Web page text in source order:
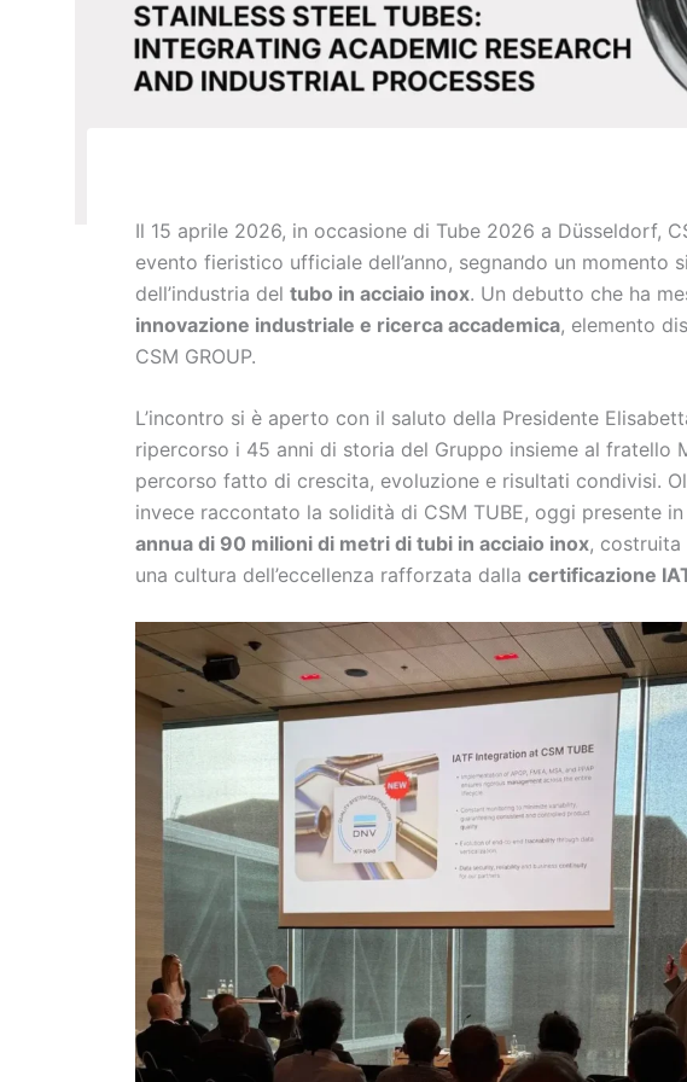
Il 15 aprile 2026, in occasione di Tube 2026 a Düsseldorf,
evento fieristico ufficiale dell’anno, segnando un
dell’industria del tubo in acciaio inox. Un debutto che ha
innovazione industriale e ricerca accademica, elemento
CSM GROUP.
L’incontro si è aperto con il saluto della Presidente
ripercorso i 45 anni di storia del Gruppo insieme al fratello
percorso fatto di crescita, evoluzione e risultati condivisi.
invece raccontato la solidità di CSM TUBE, oggi presente in
annua di 90 milioni di metri di tubi in acciaio inox, costruita
una cultura dell’eccellenza rafforzata dalla certificazione